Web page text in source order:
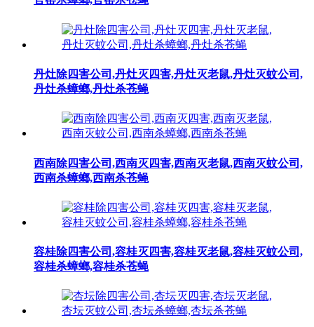
丹灶除四害公司,丹灶灭四害,丹灶灭老鼠,丹灶灭蚊公司,
丹灶杀蟑螂,丹灶杀苍蝇
西南除四害公司,西南灭四害,西南灭老鼠,西南灭蚊公司,
西南杀蟑螂,西南杀苍蝇
容桂除四害公司,容桂灭四害,容桂灭老鼠,容桂灭蚊公司,
容桂杀蟑螂,容桂杀苍蝇